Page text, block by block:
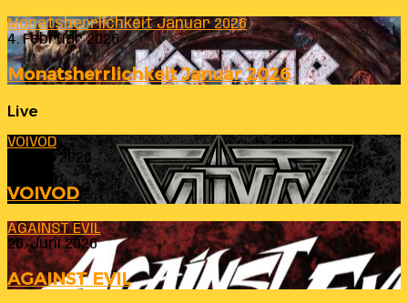
Monatsherrlichkeit Januar 2026
4. Februar 2026
Monatsherrlichkeit Januar 2026
Live
VOIVOD
23. Juli 2026
VOIVOD
AGAINST EVIL
26. Juni 2026
AGAINST EVIL